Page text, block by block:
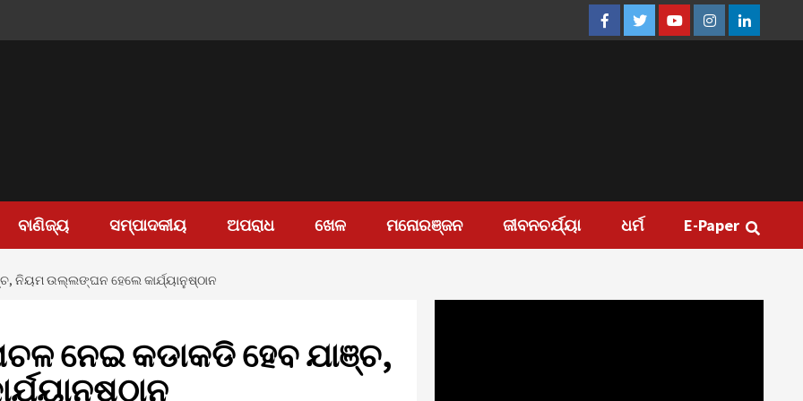
FacebookTwitterYoutubeInstagramLinkedin
ବାଣିଜ୍ୟ ସମ୍ପାଦକୀୟ ଅପରାଧ ଖେଳ ମନୋରଞ୍ଜନ ଜୀବନଚର୍ଯ୍ୟା ଧର୍ମ E-Paper
ନିୟମ ଉଲ୍ଲଙ୍ଘନ ହେଲେ କାର୍ଯ୍ୟାନୁଷ୍ଠାନ
ନେଇ କଡାକଡି ହେବ ଯାଞ୍ଚ,